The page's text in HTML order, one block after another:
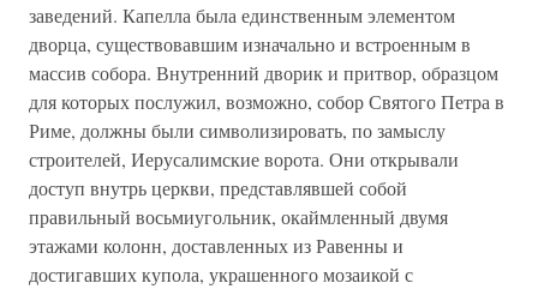
заведений. Капелла была единственным элементом
дворца, существовавшим изначально и встроенным в
массив собора. Внутренний дворик и притвор, образцом
для которых послужил, возможно, собор Святого Петра в
Риме, должны были символизировать, по замыслу
строителей, Иерусалимские ворота. Они открывали
доступ внутрь церкви, представлявшей собой
правильный восьмиугольник, окаймленный двумя
этажами колонн, доставленных из Равенны и
достигавших купола, украшенного мозаикой с